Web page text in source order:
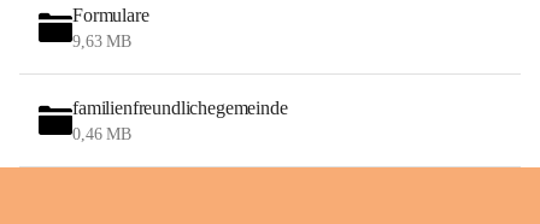
Formulare
9,63 MB
familienfreundlichegemeinde
0,46 MB